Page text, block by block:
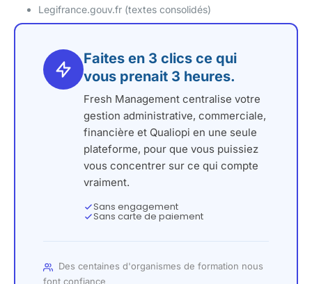
Legifrance.gouv.fr (textes consolidés)
Faites en 3 clics ce qui
vous prenait 3 heures.
Fresh Management centralise votre
gestion administrative, commerciale,
financière et Qualiopi en une seule
plateforme, pour que vous puissiez
vous concentrer sur ce qui compte
vraiment.
Sans engagement
Sans carte de paiement
Des centaines d'organismes de formation nous
font confiance